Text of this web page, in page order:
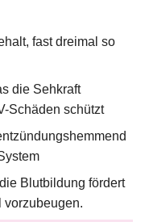
fast dreimal so
die Sehkraft
Schäden schützt
Blutbildung fördert
vorzubeugen.